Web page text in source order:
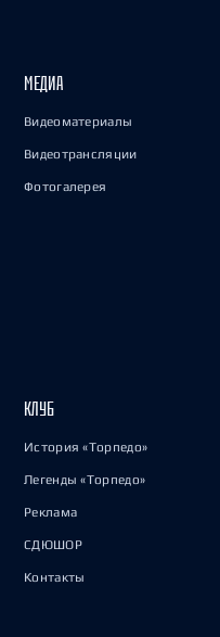
МЕДИА
Видеоматериалы
Видеотрансляции
Фотогалерея
КЛУБ
История «Торпедо»
Легенды «Торпедо»
Реклама
СДЮШОР
Контакты